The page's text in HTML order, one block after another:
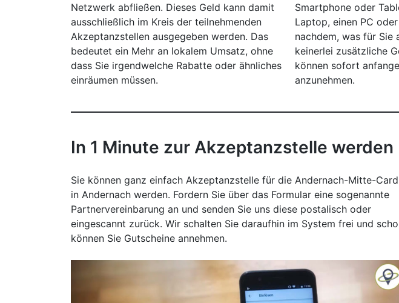
Netzwerk abfließen. Dieses Geld kann damit
ausschließlich im Kreis der teilnehmenden
Akzeptanzstellen ausgegeben werden. Das
bedeutet ein Mehr an lokalem Umsatz, ohne
dass Sie irgendwelche Rabatte oder ähnliches
einräumen müssen.
Smartphone oder
Laptop, einen PC
nachdem, was für Sie
keinerlei zusätzliche
können sofort
anzunehmen.
In 1 Minute zur Akzeptanzstelle werden
Sie können ganz einfach Akzeptanzstelle für die Andernach-Mitte-Card
in Andernach werden. Fordern Sie über das Formular eine sogenannte
Partnervereinbarung an und senden Sie uns diese postalisch oder
eingescannt zurück. Wir schalten Sie daraufhin im System frei und
können Sie Gutscheine annehmen.